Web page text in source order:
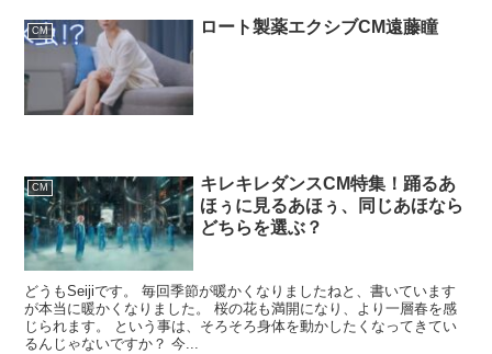
CM ロート製薬エクシブCM遠藤瞳
CM
キレキレダンスCM特集！踊るあ
ほぅに見るあほぅ、同じあほなら
どちらを選ぶ？
どうもSeijiです。 毎回季節が暖かくなりましたねと、書いています
が本当に暖かくなりました。 桜の花も満開になり、より一層春を感
じられます。 という事は、そろそろ身体を動かしたくなってきてい
るんじゃないですか？ 今...